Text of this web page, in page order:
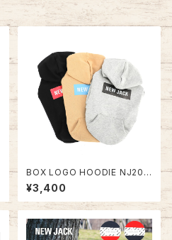
BOX LOGO HOODIE NJ20A
W0301
¥3,400